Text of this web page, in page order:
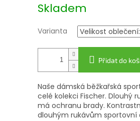
cena:
Skladem
Varianta
Přidat do
Naše dámská běžkařská
celé kolekci Fischer. Dlouhý
má ochranu brady.
dlouhým rukávům sportovní